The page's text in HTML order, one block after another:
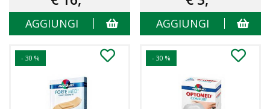
AGGIUNGI AGGIUNGI
- 30 % - 30 %